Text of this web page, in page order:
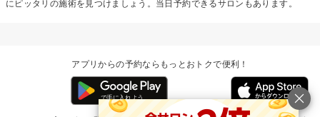
にピッタリの施術を見つけましょう。当日予約できるサロンもあります。
アプリからの予約ならもっとおトクで便利！